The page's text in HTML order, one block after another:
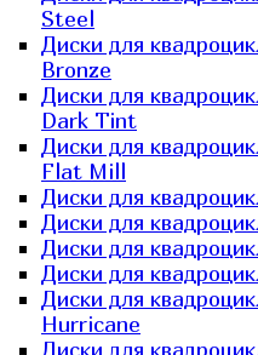
Steel
Диски для
Bronze
Диски для
Dark Tint
Диски для
Flat Mill
Диски для
Диски для
Диски для
Диски для
Диски для
Hurricane
Диски для